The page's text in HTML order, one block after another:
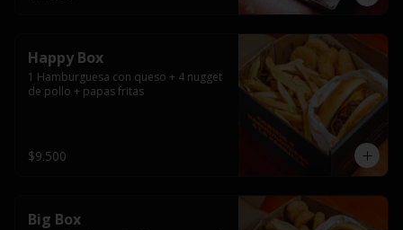
Happy Box
1 Hamburguesa con queso + 4 nugget
de pollo + papas fritas
$9.500
Big Box